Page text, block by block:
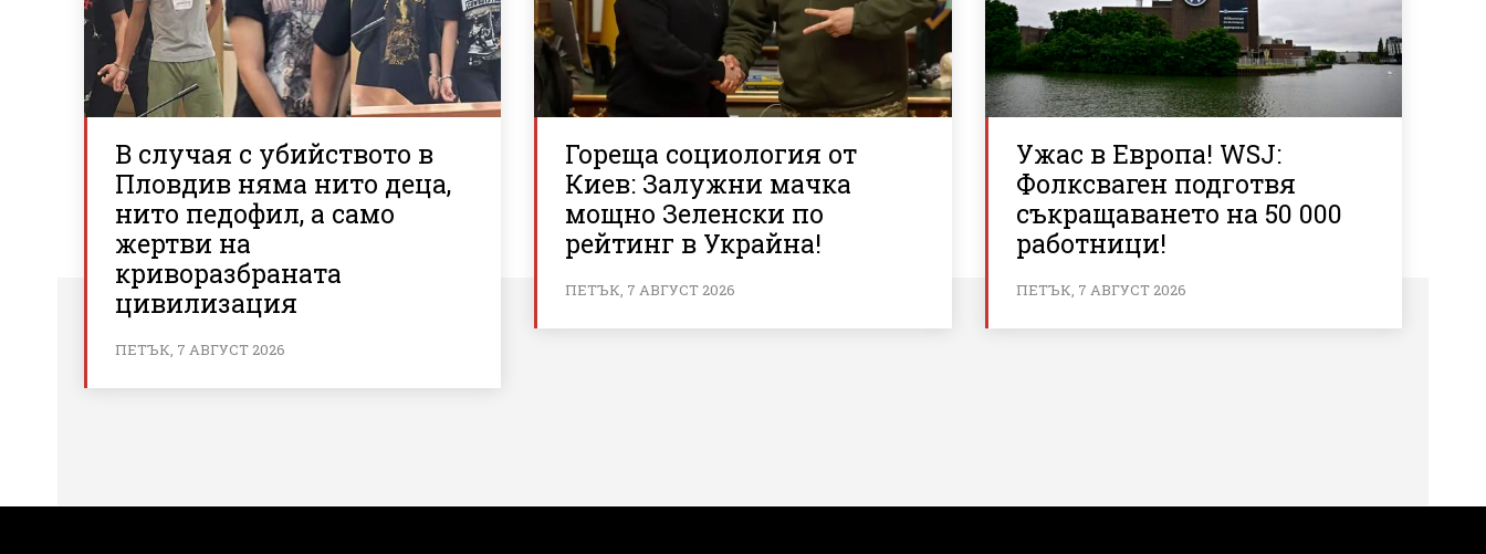
В случая с убийството в
Пловдив няма нито деца,
нито педофил, а само
жертви на
криворазбраната
цивилизация
ПЕТЪК, 7 АВГУСТ 2026
Гореща социология от
Киев: Залужни мачка
мощно Зеленски по
рейтинг в Украйна!
ПЕТЪК, 7 АВГУСТ 2026
Ужас в Европа! WSJ:
Фолксваген подготвя
съкращаването на 50 000
работници!
ПЕТЪК, 7 АВГУСТ 2026